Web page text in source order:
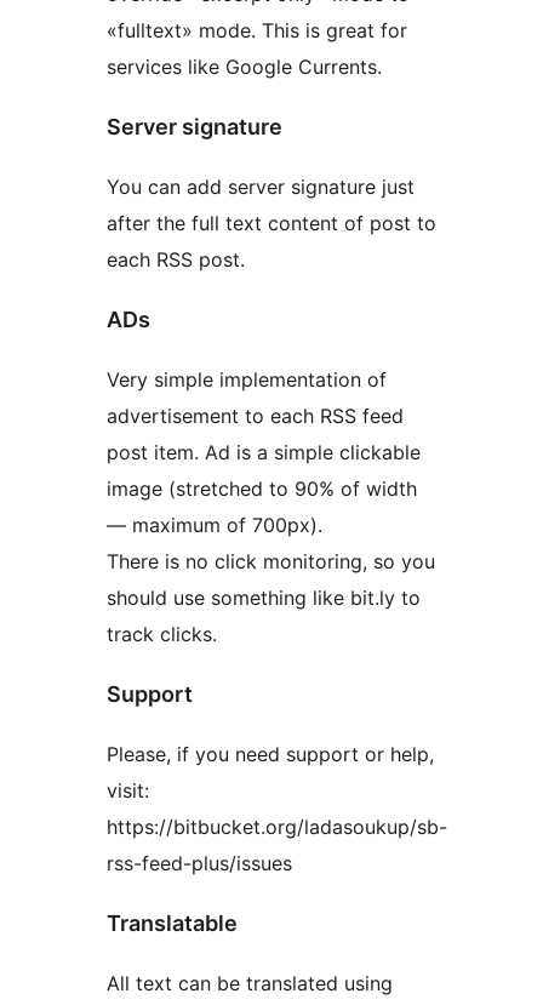
«fulltext» mode. This is great for
services like Google Currents.
Server signature
You can add server signature just
after the full text content of post to
each RSS post.
ADs
Very simple implementation of
advertisement to each RSS feed
post item. Ad is a simple clickable
image (stretched to 90% of width
— maximum of 700px).
There is no click monitoring, so you
should use something like bit.ly to
track clicks.
Support
Please, if you need support or help,
visit:
https://bitbucket.org/ladasoukup/sb-
rss-feed-plus/issues
Translatable
All text can be translated using